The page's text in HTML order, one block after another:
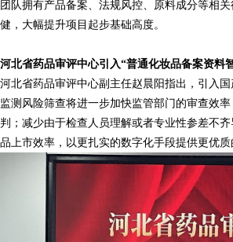
团队拥有产品备案、法规风控、原料成分等相
健，大幅提升项目起步基础高度。
河北省药品审评中心引入“普通化妆品备案资料
河北省药品审评中心副主任赵晨阳指出，引入
监测风险筛查将进一步加快监管部门的审查效
判；减少由于检查人员理解或者专业性参差不
品上市效率，以更扎实的数字化手段提供更优